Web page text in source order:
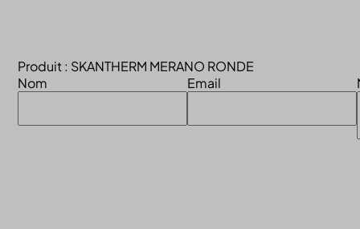
Produit : SKANTHERM MERANO RONDE
Nom
Email